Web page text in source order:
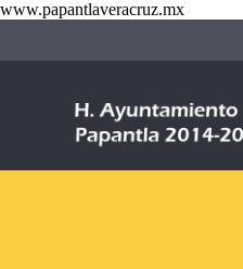
www.papantlaveracruz.mx